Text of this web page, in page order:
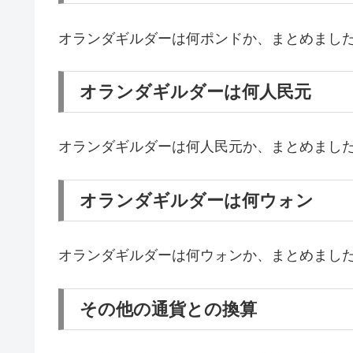
オランダギルダーは何ポンドか、まとめました
オランダギルダーは何人民元
オランダギルダーは何人民元か、まとめました
オランダギルダーは何ウォン
オランダギルダーは何ウォンか、まとめました
その他の通貨との換算